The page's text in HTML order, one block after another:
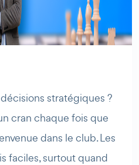
stratégiques ?
cran chaque fois que
dans le club. Les
faciles, surtout quand
aider aujourd'hui ? Voulez-
?